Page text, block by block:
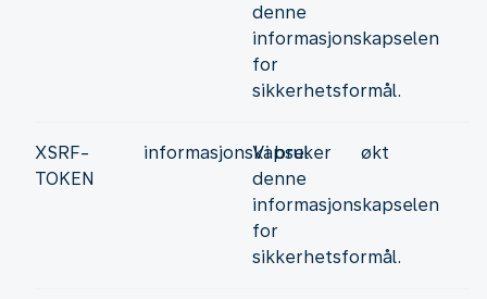
denne
informasjonskapselen
for
sikkerhetsformål.
XSRF-
TOKEN
informasjonskapsel
Vi bruker
denne
informasjonskapselen
for
sikkerhetsformål.
økt